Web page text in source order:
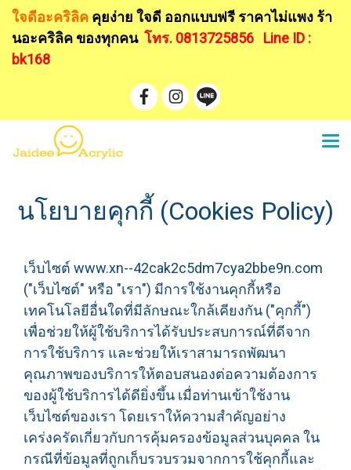
ใจดีอะคริลิค คุยง่าย ใจดี ออกแบบฟรี ราคาไม่แพง ร้า
นอะคริลิค ของทุกคน โทร. 0813725856 Line ID :
bk168
นโยบายคุกกี้ (Cookies Policy)
เว็บไซต์ www.xn--42cak2c5dm7cya2bbe9n.com
("เว็บไซต์" หรือ "เรา") มีการใช้งานคุกกี้หรือ
เทคโนโลยีอื่นใดที่มีลักษณะใกล้เคียงกัน ("คุกกี้")
เพื่อช่วยให้ผู้ใช้บริการได้รับประสบการณ์ที่ดีจาก
การใช้บริการ และช่วยให้เราสามารถพัฒนา
คุณภาพของบริการให้ตอบสนองต่อความต้องการ
ของผู้ใช้บริการได้ดียิ่งขึ้น เมื่อท่านเข้าใช้งาน
เว็บไซต์ของเรา โดยเราให้ความสำคัญอย่าง
เคร่งครัดเกี่ยวกับการคุ้มครองข้อมูลส่วนบุคคล ใน
กรณีที่ข้อมูลที่ถูกเก็บรวบรวมจากการใช้คุกกี้และ